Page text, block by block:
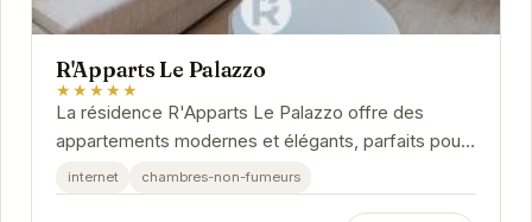
R'Apparts Le Palazzo
★★★★★
La résidence R'Apparts Le Palazzo offre des
appartements modernes et élégants, parfaits pour
un séjour confortable à Grenoble. Chaque...
internet chambres-non-fumeurs